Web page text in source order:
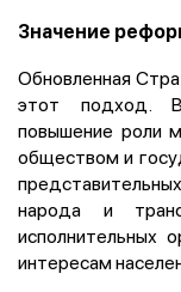
Значение
Обновленная
этот подход.
повышение роли
обществом и
народа и
исполнительных
интересам